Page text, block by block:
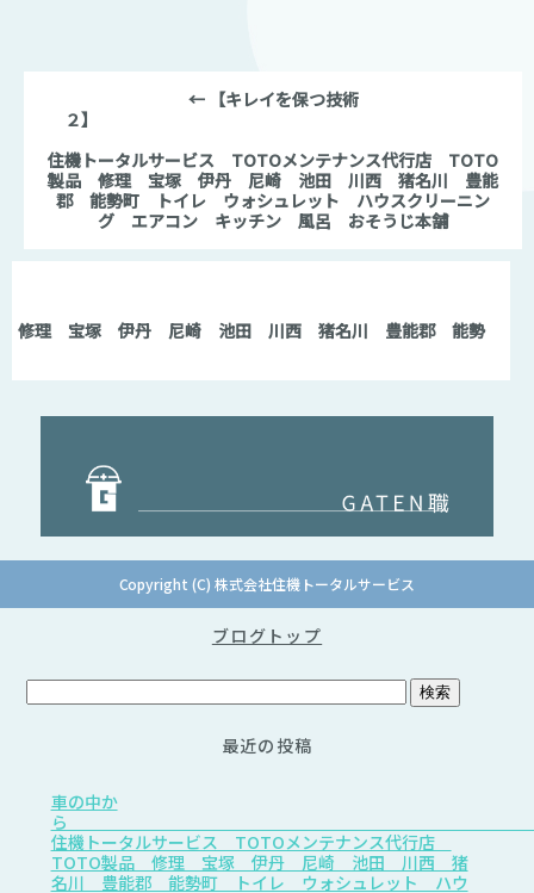
←【キレイを保つ技術
２】
住機トータルサービス TOTOメンテナンス代行店 TOTO
製品 修理 宝塚 伊丹 尼崎 池田 川西 猪名川 豊能
郡 能勢町 トイレ ウォシュレット ハウスクリーニン
グ エアコン キッチン 風呂 おそうじ本舗
品 修理 宝塚 伊丹 尼崎 池田 川西 猪名川 豊能郡 能勢
Copyright (C) 株式会社住機トータルサービス
ブログトップ
最近の投稿
車の中か
住機トータルサービス TOTOメンテナンス代行店
TOTO製品 修理 宝塚 伊丹 尼崎 池田 川西 猪
名川 豊能郡 能勢町 トイレ ウォシュレット ハウ